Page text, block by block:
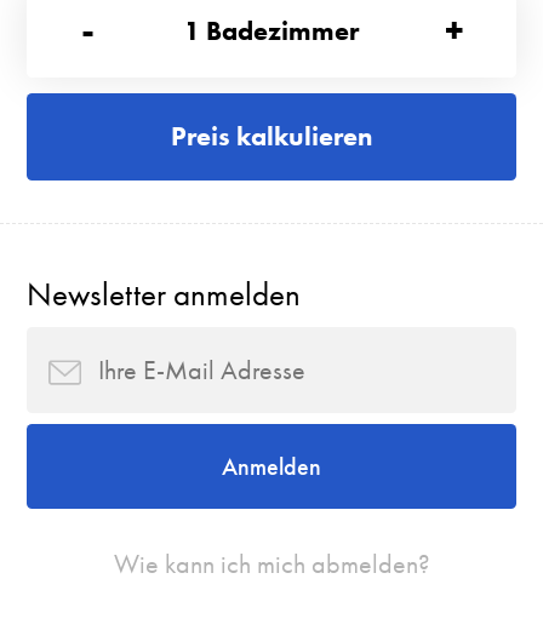
- 1 Badezimmer +
Preis kalkulieren
Newsletter anmelden
Anmelden
Wie kann ich mich abmelden?